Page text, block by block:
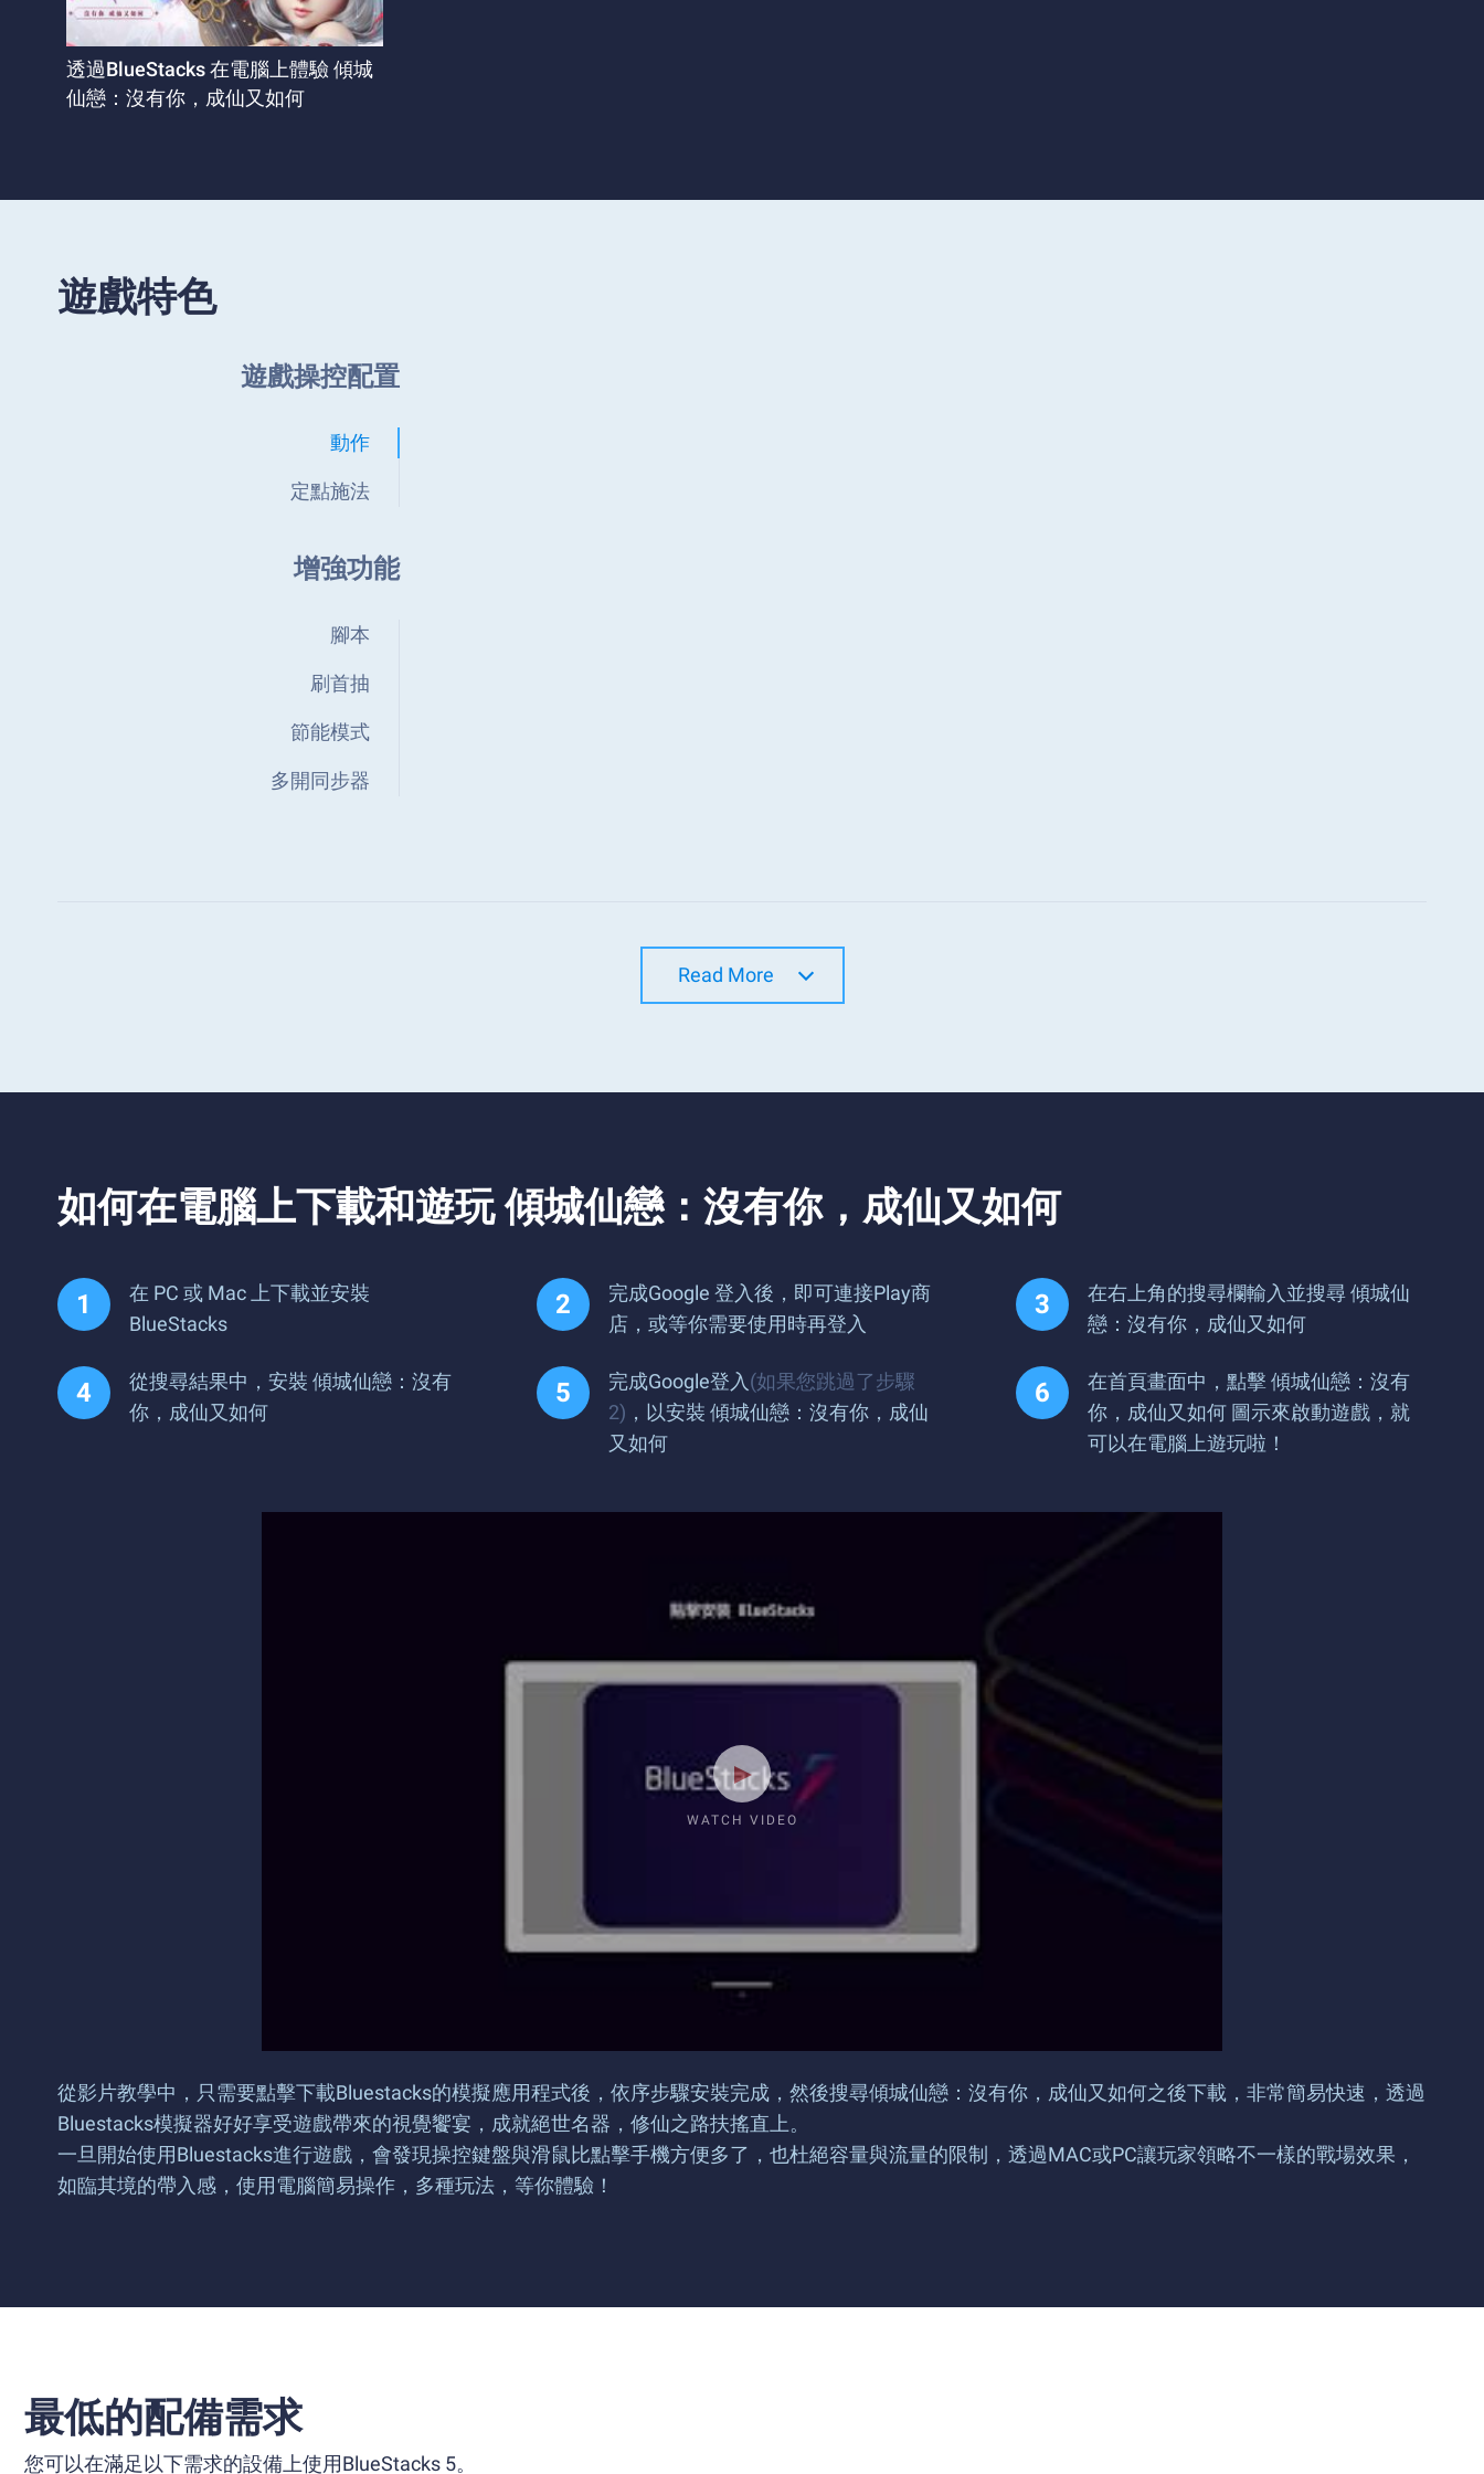
透過BlueStacks 在電腦上體驗 傾城
仙戀：沒有你，成仙又如何
遊戲特色
遊戲操控配置
動作
定點施法
增強功能
腳本
刷首抽
節能模式
多開同步器
Read More
如何在電腦上下載和遊玩 傾城仙戀：沒有你，成仙又如何
在 PC 或 Mac 上下載並安裝
BlueStacks
完成Google 登入後，即可連接Play商
店，或等你需要使用時再登入
在右上角的搜尋欄輸入並搜尋 傾城仙
戀：沒有你，成仙又如何
從搜尋結果中，安裝 傾城仙戀：沒有
你，成仙又如何
完成Google登入 (如果您跳過了步驟
2) ，以安裝 傾城仙戀：沒有你，成仙
又如何
在首頁畫面中，點擊 傾城仙戀：沒有
你，成仙又如何 圖示來啟動遊戲，就
可以在電腦上遊玩啦！
WATCH VIDEO
從影片教學中，只需要點擊下載Bluestacks的模擬應用程式後，依序步驟安裝完成，然後搜尋傾城仙戀：沒有你，成仙又如何之後下載，非常簡易快速，透過
Bluestacks模擬器好好享受遊戲帶來的視覺饗宴，成就絕世名器，修仙之路扶搖直上。
一旦開始使用Bluestacks進行遊戲，會發現操控鍵盤與滑鼠比點擊手機方便多了，也杜絕容量與流量的限制，透過MAC或PC讓玩家領略不一樣的戰場效果，
如臨其境的帶入感，使用電腦簡易操作，多種玩法，等你體驗！
最低的配備需求
您可以在滿足以下需求的設備上使用BlueStacks 5。